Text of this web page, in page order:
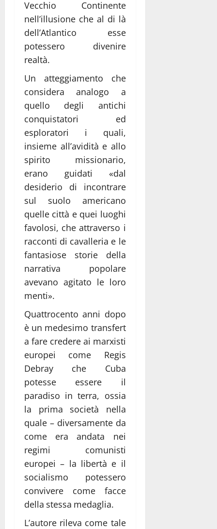
Vecchio Continente
nell’illusione che al di là
dell’Atlantico esse
potessero divenire
realtà.
Un atteggiamento che
considera analogo a
quello degli antichi
conquistatori ed
esploratori i quali,
insieme all’avidità e allo
spirito missionario,
erano guidati «dal
desiderio di incontrare
sul suolo americano
quelle città e quei luoghi
favolosi, che attraverso i
racconti di cavalleria e le
fantasiose storie della
narrativa popolare
avevano agitato le loro
menti».
Quattrocento anni dopo
è un medesimo transfert
a fare credere ai marxisti
europei come Regis
Debray che Cuba
potesse essere il
paradiso in terra, ossia
la prima società nella
quale – diversamente da
come era andata nei
regimi comunisti
europei – la libertà e il
socialismo potessero
convivere come facce
della stessa medaglia.
L’autore rileva come tale